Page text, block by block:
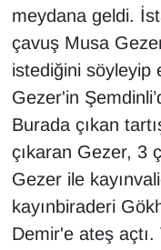
meydana geldi.
çavuş Musa
istediğini söyleyip
Gezer'in
Burada çıkan
çıkaran Gezer, 3
Gezer ile
kayınbiraderi
Demir'e ateş açtı.
Kamu Alımları
Kim Kimdir?
Kültür & Sanat
KURDÎ
MAGAZİN